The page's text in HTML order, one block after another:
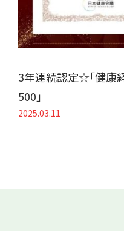
3年連続認定☆「健康
500」
2025.03.11